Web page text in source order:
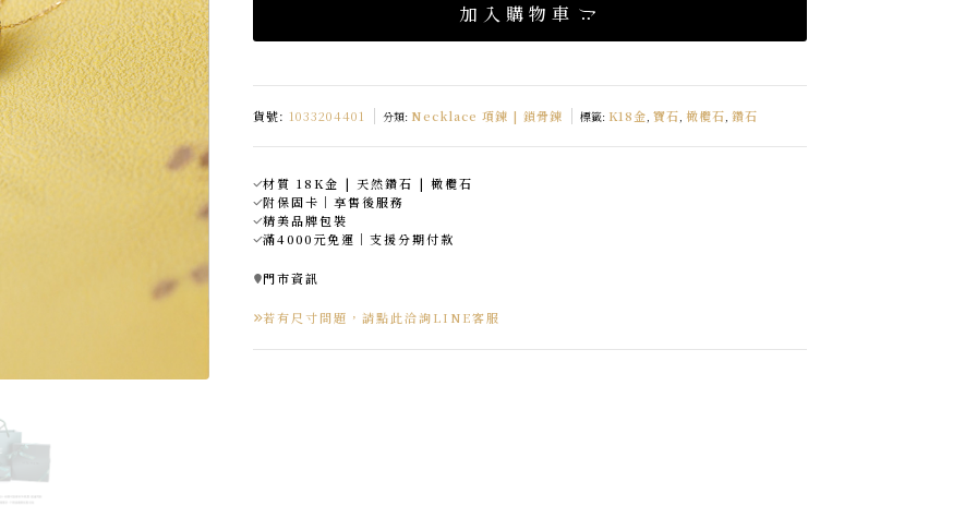
加入購物車
貨號: 1033204401 分類: Necklace 項鍊 | 鎖骨鍊 標籤: K18金, 寶石, 橄欖石, 鑽石
材質 18K金 | 天然鑽石 | 橄欖石
附保固卡｜享售後服務
精美品牌包裝
滿4000元免運｜支援分期付款
門市資訊
若有尺寸問題，請點此洽詢LINE客服